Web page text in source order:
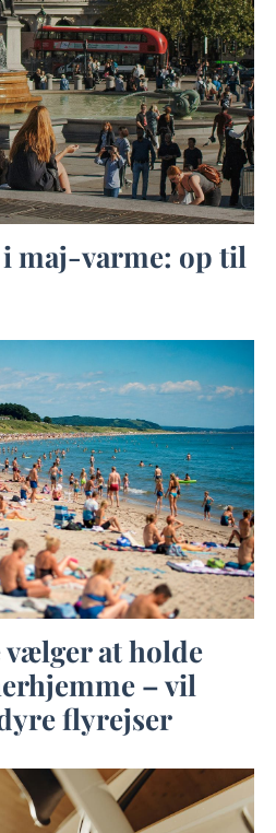
maj-varme: op til
vælger at holde
– vil
flyrejser